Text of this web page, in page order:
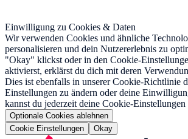
Einwilligung zu Cookies & Daten
Wir verwenden Cookies und ähnliche
personalisieren und dein Nutzererlebnis zu
"Okay" klickst oder in den Cookie-
aktivierst, erklärst du dich mit deren
Dies ist ebenfalls in unserer Cookie-Richtlinie
Einstellungen zu ändern oder deine
kannst du jederzeit deine Cookie-Einstellungen
Optionale Cookies ablehnen
Cookie Einstellungen
Okay